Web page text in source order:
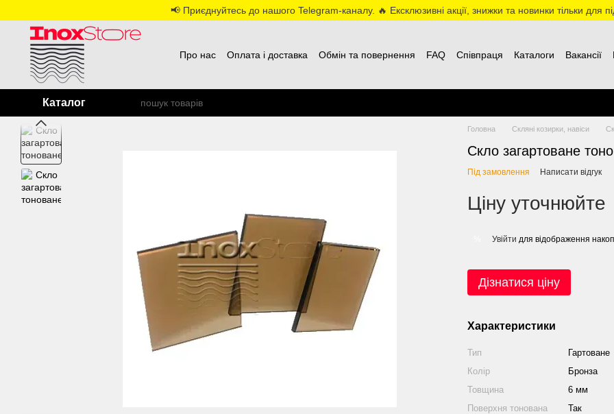
📢 Приєднуйтесь до нашого Telegram-каналу. 🔥 Ексклюзивні акції, знижки та новинки тільки для
Про нас Оплата і доставка Обмін та повернення FAQ Співпраця Каталоги Вакансії
Каталог
Головна Скляні козирки, навіси
Скло загартоване
Під замовлення Написати відгук
Ціну уточнюйте
Увійти для відображення
Дізнатися ціну
Характеристики
Тип
Гартоване
Колір
Бронза
Товщина
6 мм
Поверхня тонована
Так